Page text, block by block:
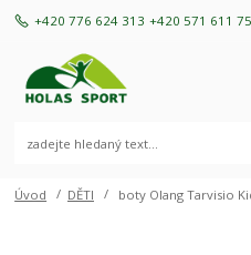
+420 776 624 313 +420 571 611
Úvod DĚTI boty Olang Tarvisio